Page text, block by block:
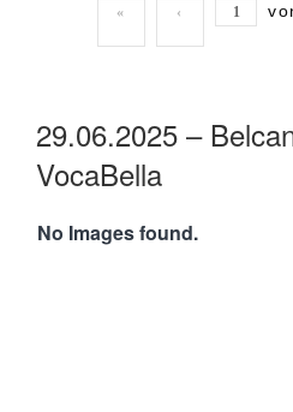
« ‹
29.06.2025 –
VocaBella
No Images found.